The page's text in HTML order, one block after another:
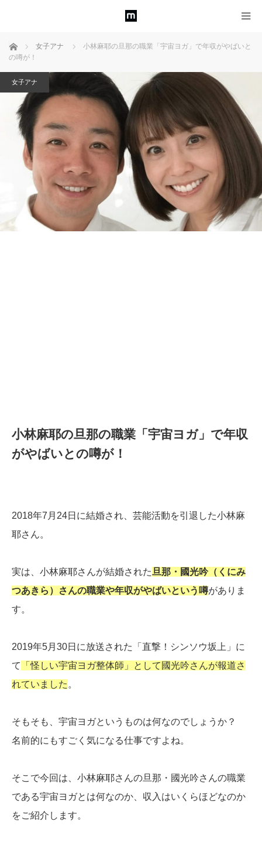
ホーム 女子アナ
小林麻耶の旦那の職業「宇宙ヨガ」で年収がやばいと
の噂が！
女子アナ
小林麻耶の旦那の職業「宇宙ヨガ」で年収
がやばいとの噂が！
2018年7月24日に結婚され、芸能活動を引退した小林麻
耶さん。
実は、小林麻耶さんが結婚された旦那・國光吟（くにみ
つあきら）さんの職業や年収がやばいという噂がありま
す。
2019年5月30日に放送された「直撃！シンソウ坂上」に
て
「怪しい宇宙ヨガ整体師」として國光吟さんが報道さ
れていました 。
そもそも、宇宙ヨガというものは何なのでしょうか？
名前的にもすごく気になる仕事ですよね。
そこで今回は、小林麻耶さんの旦那・國光吟さんの職業
である宇宙ヨガとは何なのか、収入はいくらほどなのか
をご紹介します。